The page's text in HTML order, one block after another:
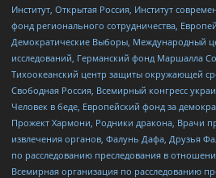
Институт, Открытая Россия, Институт
фонд регионального сотрудничества,
Демократические Выборы, Международный
исследований, Германский фонд Маршалла
Тихоокеанский центр защиты окружающей
Свободная Россия, Всемирный конгресс
Человек в беде, Европейский фонд за
Прожект Хармони, Родники дракона, Врачи
извлечения органов, Фалунь Дафа, Друзья
по расследованию преследования в
Всемирная организация по расследованию